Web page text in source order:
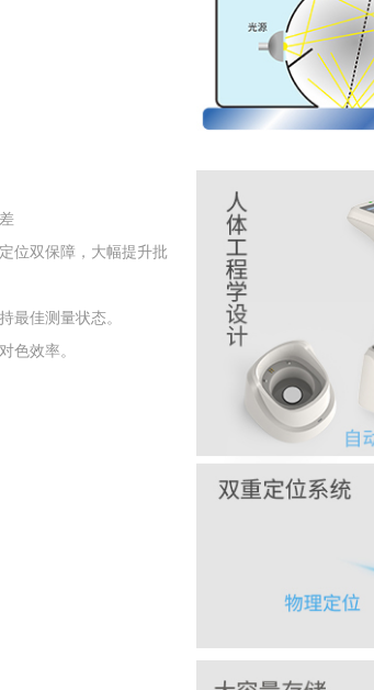
位双保障，大幅提升批
最佳测量状态。
色效率。